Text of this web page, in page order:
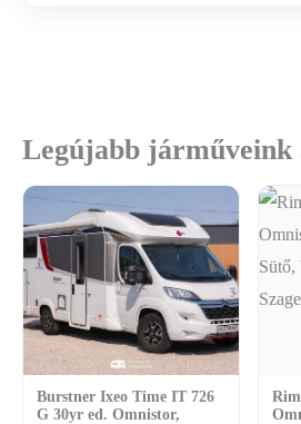
Legújabb járműveink
Burstner Ixeo Time IT 726
G 30yr ed. Omnistor,